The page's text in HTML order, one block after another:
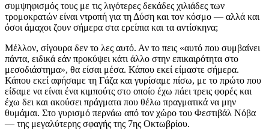
συμψηφισμός τους με τις λιγότερες δεκάδες χιλιάδες των
τρομοκρατών είναι ντροπή για τη Δύση και τον κόσμο — αλλά και
όσοι άμαχοι ζουν σήμερα στα ερείπια και τα αντίσκηνα;
Μέλλον, σίγουρα δεν το λες αυτό. Αν το πεις «αυτό που συμβαίνει
πάντα, ειδικά εάν προκύψει κάτι άλλο στην επικαιρότητα στο
μεσοδιάστημα», θα είσαι μέσα. Κάπου εκεί είμαστε σήμερα.
Κάπου εκεί αφήσαμε τη Γάζα και γυρίσαμε πίσω, με το πρώτο που
είδαμε να είναι ένα κιμπούτς στο οποίο έχω πάει τρεις φορές και
έχω δει και ακούσει πράγματα που θέλω πραγματικά να μην
θυμάμαι. Στο γυρισμό περνάω από τον χώρο του Φεστιβάλ Νόβα
— της μεγαλύτερης σφαγής της 7ης Οκτωβρίου.